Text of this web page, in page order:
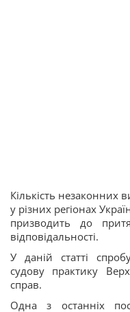
Кількість незаконних
у різних регіонах
призводить до
відповідальності.
У даній статті
судову практику
справ.
Одна з останніх